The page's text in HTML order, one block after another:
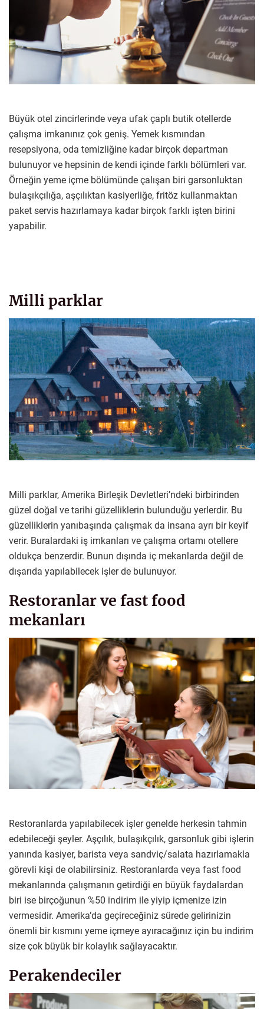
Büyük otel zincirlerinde veya ufak çaplı butik otellerde
çalışma imkanınız çok geniş. Yemek kısmından
resepsiyona, oda temizliğine kadar birçok departman
bulunuyor ve hepsinin de kendi içinde farklı bölümleri var.
Örneğin yeme içme bölümünde çalışan biri garsonluktan
bulaşıkçılığa, aşçılıktan kasiyerliğe, fritöz kullanmaktan
paket servis hazırlamaya kadar birçok farklı işten birini
yapabilir.
Milli parklar
Milli parklar, Amerika Birleşik Devletleri’ndeki birbirinden
güzel doğal ve tarihi güzelliklerin bulunduğu yerlerdir. Bu
güzelliklerin yanıbaşında çalışmak da insana ayrı bir keyif
verir. Buralardaki iş imkanları ve çalışma ortamı otellere
oldukça benzerdir. Bunun dışında iç mekanlarda değil de
dışarıda yapılabilecek işler de bulunuyor.
Restoranlar ve fast food
mekanları
Restoranlarda yapılabilecek işler genelde herkesin tahmin
edebileceği şeyler. Aşçılık, bulaşıkçılık, garsonluk gibi işlerin
yanında kasiyer, barista veya sandviç/salata hazırlamakla
görevli kişi de olabilirsiniz. Restoranlarda veya fast food
mekanlarında çalışmanın getirdiği en büyük faydalardan
biri ise birçoğunun %50 indirim ile yiyip içmenize izin
vermesidir. Amerika’da geçireceğiniz sürede gelirinizin
önemli bir kısmını yeme içmeye ayıracağınız için bu indirim
size çok büyük bir kolaylık sağlayacaktır.
Perakendeciler